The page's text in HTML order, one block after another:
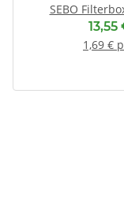
SEBO
13,55
1,69 €